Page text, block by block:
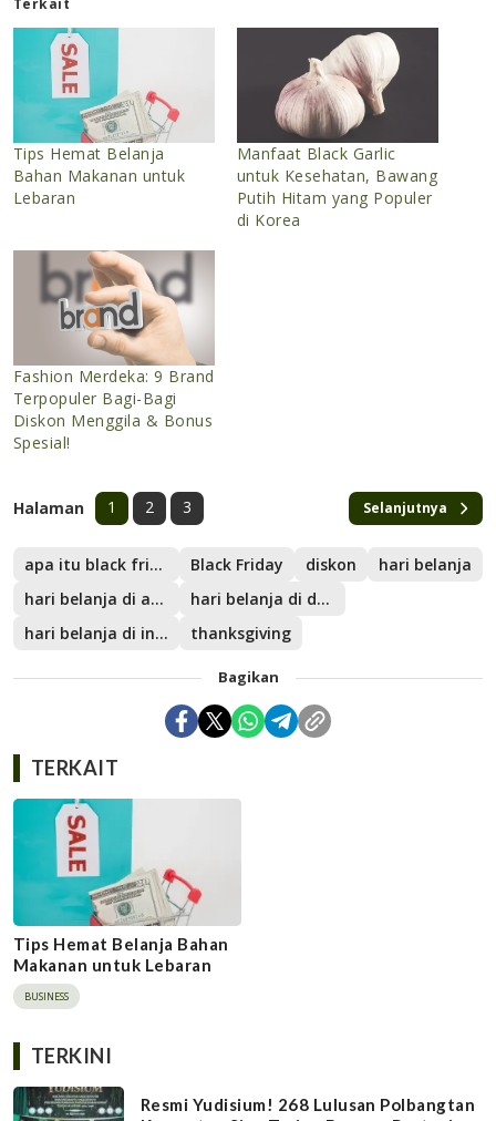
Tips Hemat Belanja
Bahan Makanan untuk
Lebaran
Manfaat Black Garlic
untuk Kesehatan, Bawang
Putih Hitam yang Populer
di Korea
Fashion Merdeka: 9 Brand
Terpopuler Bagi-Bagi
Diskon Menggila & Bonus
Spesial!
Halaman 1 2 3 Selanjutnya
apa itu black friday Black Friday diskon
hari belanja
hari belanja di amerika
hari belanja di dunia
hari belanja di indonesia
thanksgiving
Bagikan
TERKAIT
Tips Hemat Belanja Bahan
Makanan untuk Lebaran
BUSINESS
TERKINI
Resmi Yudisium! 268 Lulusan Polbangtan